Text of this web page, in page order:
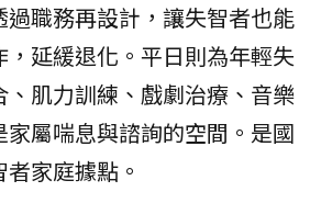
職務再設計，讓失智者也能
延緩退化。平日則為年輕失
肌力訓練、戲劇治療、音樂
屬喘息與諮詢的空間。是國
家庭據點。